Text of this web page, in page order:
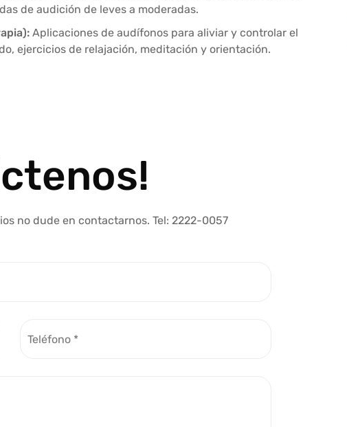
de audición de leves a moderadas.
Aplicaciones de audífonos para aliviar y controlar el
ejercicios de relajación, meditación y orientación.
no dude en contactarnos. Tel: 2222-0057